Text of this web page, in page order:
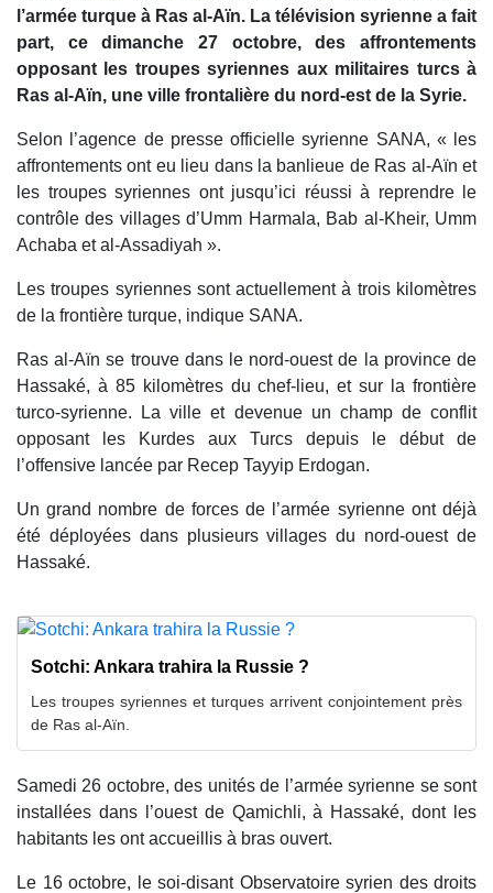
l’armée turque à Ras al-Aïn. La télévision syrienne a fait
part, ce dimanche 27 octobre, des affrontements
opposant les troupes syriennes aux militaires turcs à
Ras al-Aïn, une ville frontalière du nord-est de la Syrie.
Selon l’agence de presse officielle syrienne SANA, « les
affrontements ont eu lieu dans la banlieue de Ras al-Aïn et
les troupes syriennes ont jusqu’ici réussi à reprendre le
contrôle des villages d’Umm Harmala, Bab al-Kheir, Umm
Achaba et al-Assadiyah ».
Les troupes syriennes sont actuellement à trois kilomètres
de la frontière turque, indique SANA.
Ras al-Aïn se trouve dans le nord-ouest de la province de
Hassaké, à 85 kilomètres du chef-lieu, et sur la frontière
turco-syrienne. La ville et devenue un champ de conflit
opposant les Kurdes aux Turcs depuis le début de
l’offensive lancée par Recep Tayyip Erdogan.
Un grand nombre de forces de l’armée syrienne ont déjà
été déployées dans plusieurs villages du nord-ouest de
Hassaké.
Sotchi: Ankara trahira la Russie ?
Les troupes syriennes et turques arrivent conjointement près
de Ras al-Aïn.
Samedi 26 octobre, des unités de l’armée syrienne se sont
installées dans l’ouest de Qamichli, à Hassaké, dont les
habitants les ont accueillis à bras ouvert.
Le 16 octobre, le soi-disant Observatoire syrien des droits